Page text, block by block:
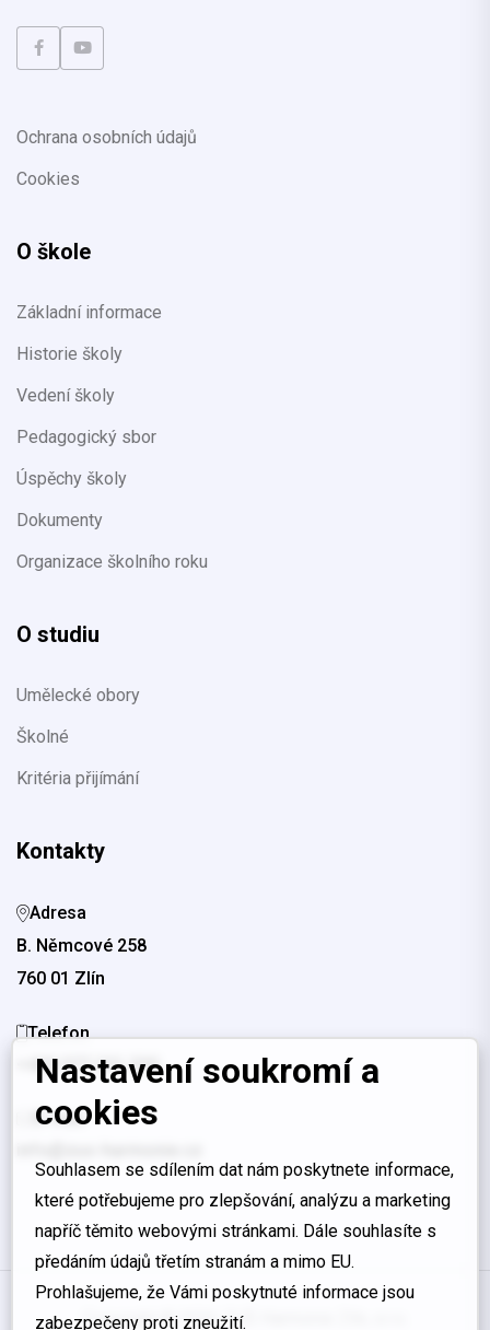
Ochrana osobních údajů
Cookies
O škole
Základní informace
Historie školy
Vedení školy
Pedagogický sbor
Úspěchy školy
Dokumenty
Organizace školního roku
O studiu
Umělecké obory
Školné
Kritéria přijímání
Kontakty
Adresa
B. Němcové 258
760 01 Zlín
Telefon
+420 577 221 330
E-mail
Copyright © 2026 ZUŠ Harmonie Zlín, s.r.o.
Nastavení soukromí a
cookies
Souhlasem se sdílením dat nám poskytnete informace,
které potřebujeme pro zlepšování, analýzu a marketing
napříč těmito webovými stránkami. Dále souhlasíte s
předáním údajů třetím stranám a mimo EU.
Prohlašujeme, že Vámi poskytnuté informace jsou
zabezpečeny proti zneužití.